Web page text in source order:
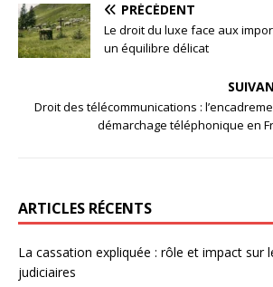
PRÉCÉDENT
Le droit du luxe face aux
un équilibre délicat
Droit des télécommunications :
démarchage téléphonique en
ARTICLES RÉCENTS
La cassation expliquée : rôle et impact sur
judiciaires